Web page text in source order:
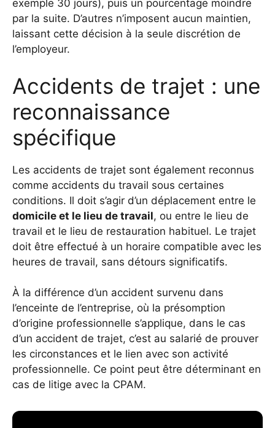
exemple 30 jours), puis un pourcentage moindre
par la suite. D’autres n’imposent aucun maintien,
laissant cette décision à la seule discrétion de
l’employeur.
Accidents de trajet : une
reconnaissance
spécifique
Les accidents de trajet sont également reconnus
comme accidents du travail sous certaines
conditions. Il doit s’agir d’un déplacement entre le
domicile et le lieu de travail, ou entre le lieu de
travail et le lieu de restauration habituel. Le trajet
doit être effectué à un horaire compatible avec les
heures de travail, sans détours significatifs.
À la différence d’un accident survenu dans
l’enceinte de l’entreprise, où la présomption
d’origine professionnelle s’applique, dans le cas
d’un accident de trajet, c’est au salarié de prouver
les circonstances et le lien avec son activité
professionnelle. Ce point peut être déterminant en
cas de litige avec la CPAM.